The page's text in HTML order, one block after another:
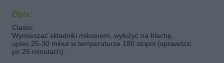
Opis:
Ciasto:
Wymieszać składniki mikserem, wyłożyć na blachę,
upiec 25-30 minut w temperaturze 180 stopni (sprawdzić
po 25 minutach).